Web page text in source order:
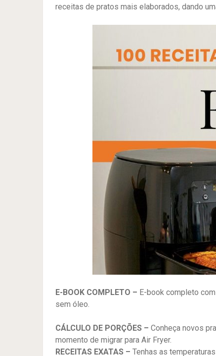
receitas de pratos mais elaborados, dando
E-BOOK COMPLETO – E-book completo
sem óleo.
CÁLCULO DE PORÇÕES – Conheça novos
momento de migrar para Air Fryer.
RECEITAS EXATAS – Tenhas as